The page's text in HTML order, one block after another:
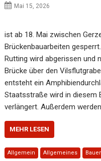
Mai 15, 2026
ist ab 18. Mai zwischen
Brückenbauarbeiten
Rutting wird abgerissen und
Brücke über den
entsteht ein
Staatsstraße wird in diesem
verlängert. Außerdem werden
MEHR LESEN
Allgemein Allgemeines